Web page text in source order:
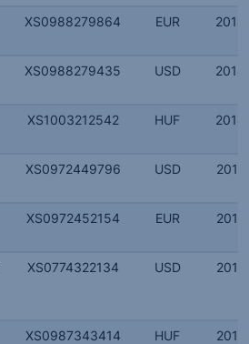
XS0988279864 EUR
XS0988279435 USD
XS1003212542 HUF
XS0972449796 USD
XS0972452154 EUR
XS0774322134 USD
XS0987343414 HUF